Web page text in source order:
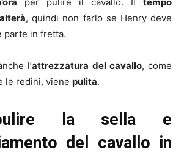
, quindi non farlo se Henry deve
parte in fretta.
l’attrezzatura del cavallo, come
le redini, viene pulita.
la sella e
del cavallo in